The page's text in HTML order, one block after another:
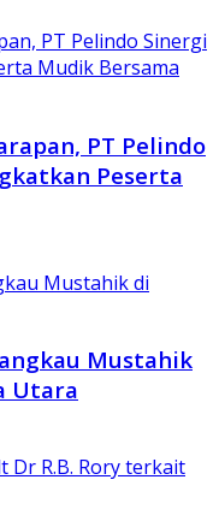
PT Pelindo
Peserta
Mustahik
Utara